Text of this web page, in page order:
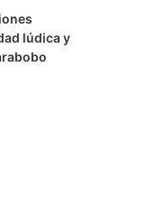
lúdica y